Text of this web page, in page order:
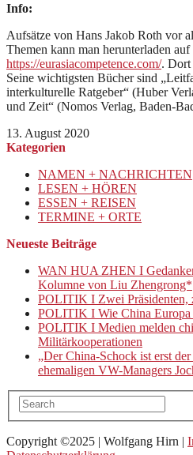
Info:
Aufsätze von Hans Jakob Roth vor
Themen kann man herunterladen auf
https://eurasiacompetence.com/. Dort
Seine wichtigsten Bücher sind
interkulturelle Ratgeber“ (Huber
und Zeit“ (Nomos Verlag, Baden-
13. August 2020
Kategorien
NAMEN + NACHRICHTEN
LESEN + HÖREN
ESSEN + REISEN
TERMINE + ORTE
Neueste Beiträge
WAN HUA ZHEN I
Kolumne von Liu Zhengrong*
POLITIK I Zwei Präsidenten,
POLITIK I Wie China Europa
POLITIK I Medien melden
Militärkooperationen
„Der China-Schock ist erst
ehemaligen VW-Managers
Copyright ©2025 | Wolfgang Hirn |